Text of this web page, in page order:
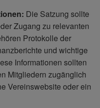
Die Satzung sollte
Zugang zu relevanten
Protokolle der
und wichtige
Informationen sollten
Mitgliedern zugänglich
Vereinswebsite oder ein